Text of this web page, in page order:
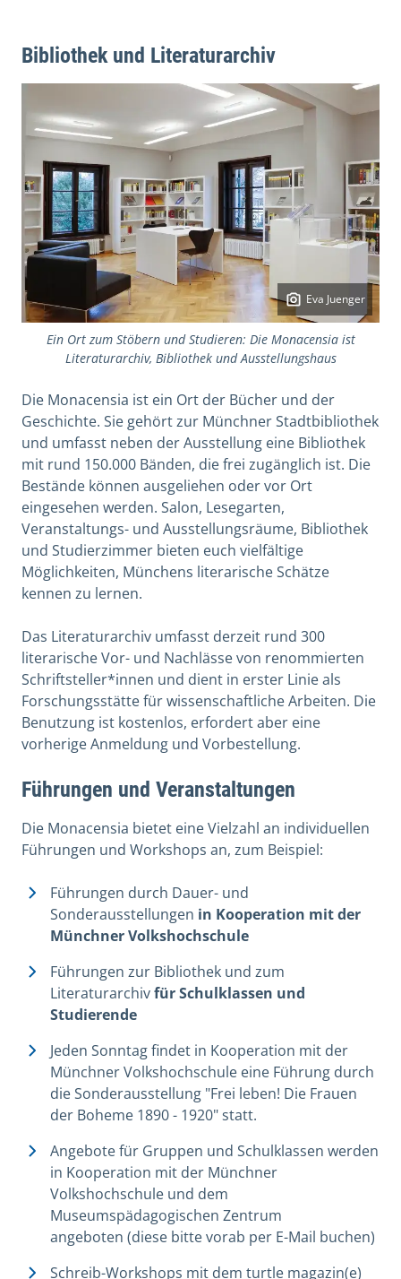
Bibliothek und Literaturarchiv
Eva Juenger
Ein Ort zum Stöbern und Studieren: Die Monacensia ist
Literaturarchiv, Bibliothek und Ausstellungshaus
Die Monacensia ist ein Ort der Bücher und der
Geschichte. Sie gehört zur Münchner Stadtbibliothek
und umfasst neben der Ausstellung eine Bibliothek
mit rund 150.000 Bänden, die frei zugänglich ist. Die
Bestände können ausgeliehen oder vor Ort
eingesehen werden. Salon, Lesegarten,
Veranstaltungs- und Ausstellungsräume, Bibliothek
und Studierzimmer bieten euch vielfältige
Möglichkeiten, Münchens literarische Schätze
kennen zu lernen.
Das Literaturarchiv umfasst derzeit rund 300
literarische Vor- und Nachlässe von renommierten
Schriftsteller*innen und dient in erster Linie als
Forschungsstätte für wissenschaftliche Arbeiten. Die
Benutzung ist kostenlos, erfordert aber eine
vorherige Anmeldung und Vorbestellung.
Führungen und Veranstaltungen
Die Monacensia bietet eine Vielzahl an individuellen
Führungen und Workshops an, zum Beispiel:
Führungen durch Dauer- und
Sonderausstellungen in Kooperation mit der
Münchner Volkshochschule
Führungen zur Bibliothek und zum
Literaturarchivfür Schulklassen und
Studierende
Jeden Sonntag findet in Kooperation mit der
Münchner Volkshochschule eine Führung durch
die Sonderausstellung "Frei leben! Die Frauen
der Boheme 1890 - 1920" statt.
Angebote für Gruppen und Schulklassen werden
in Kooperation mit der Münchner
Volkshochschule und dem
Museumspädagogischen Zentrum
angeboten (diese bitte vorab per E-Mail buchen)
Schreib-Workshops mit dem turtle magazin(e)